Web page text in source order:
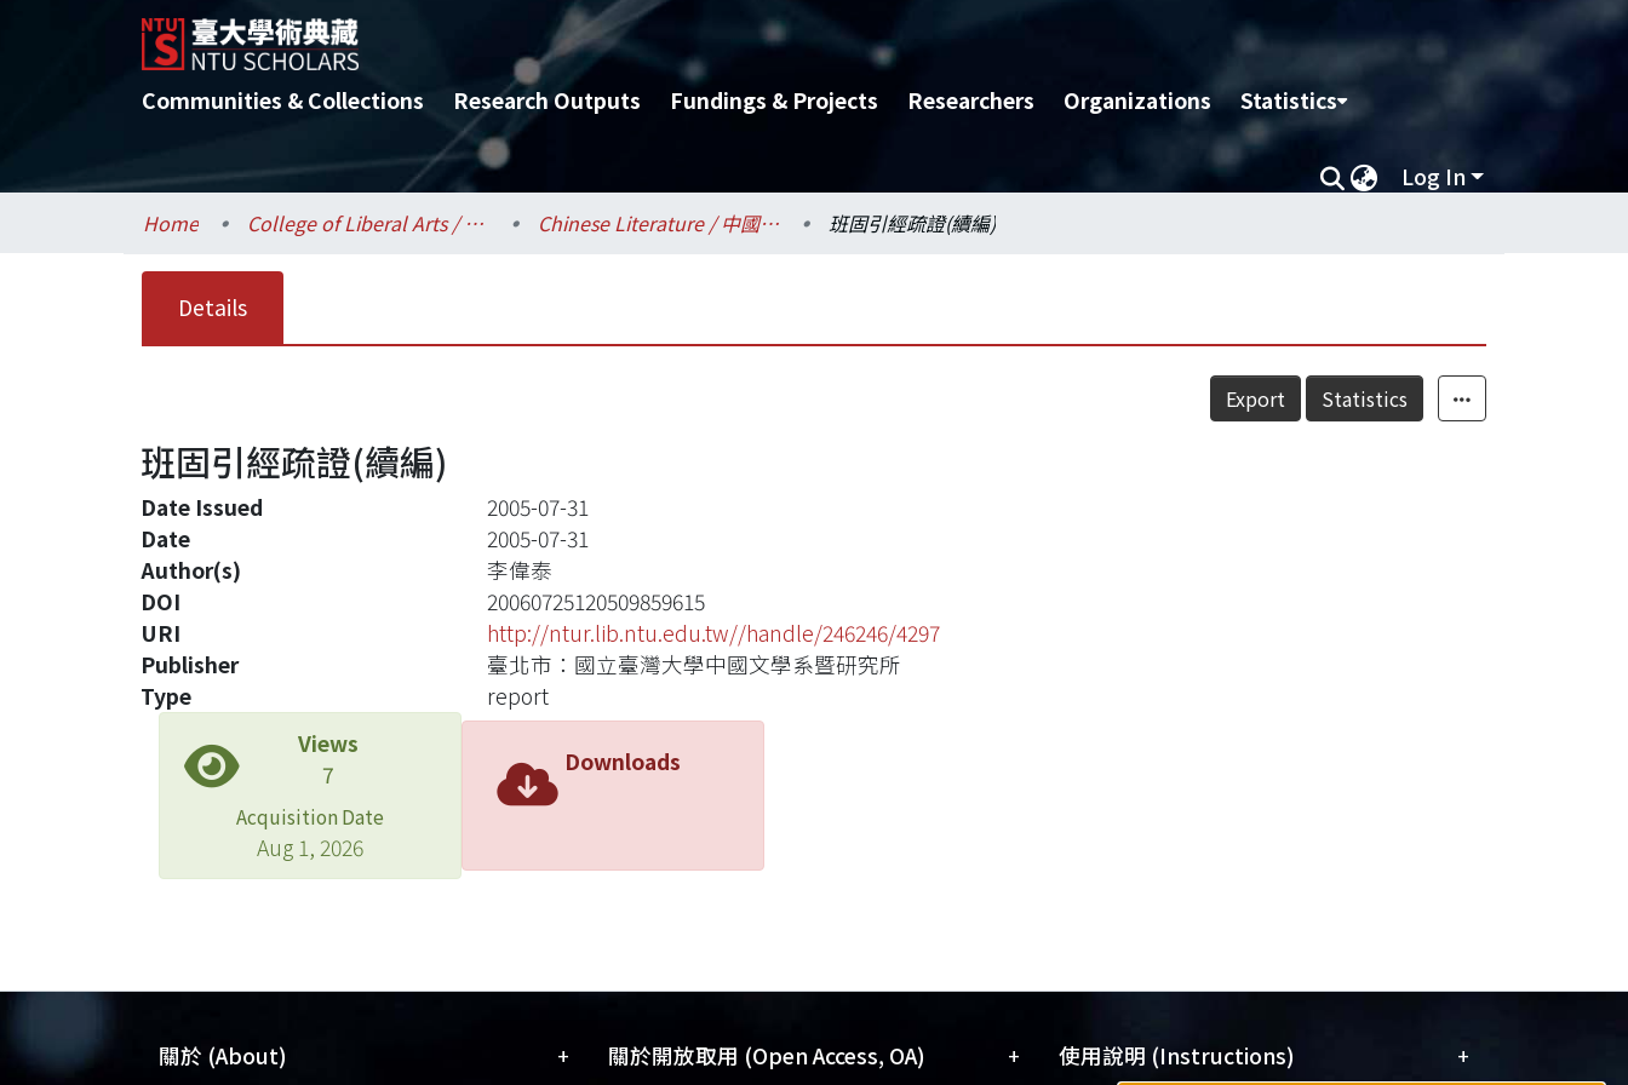
Communities & Collections Research Outputs Fundings & Projects Researchers Organizations Statistics
Log In
Home College of Liberal Arts / 文學院 Chinese Literature / 中國文學系 班固引經疏證(續編)
Details
Export Statistics
班固引經疏證(續編)
Date Issued
2005-07-31
Date
2005-07-31
Author(s)
李偉泰
DOI
20060725120509859615
URI
http://ntur.lib.ntu.edu.tw//handle/246246/4297
Publisher
臺北市：國立臺灣大學中國文學系暨研究所
Type
report
Views
7
Acquisition Date
Aug 1, 2026
Downloads
關於 (About) + 關於開放取用 (Open Access, OA) + 使用說明 (Instructions) +